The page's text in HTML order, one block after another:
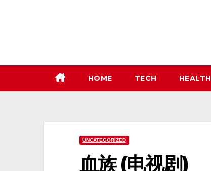
HOME TECH HEALTH
UNCATEGORIZED
血族 (电视剧)